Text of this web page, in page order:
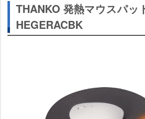
THANKO 発熱マウスパッ
HEGERACBK